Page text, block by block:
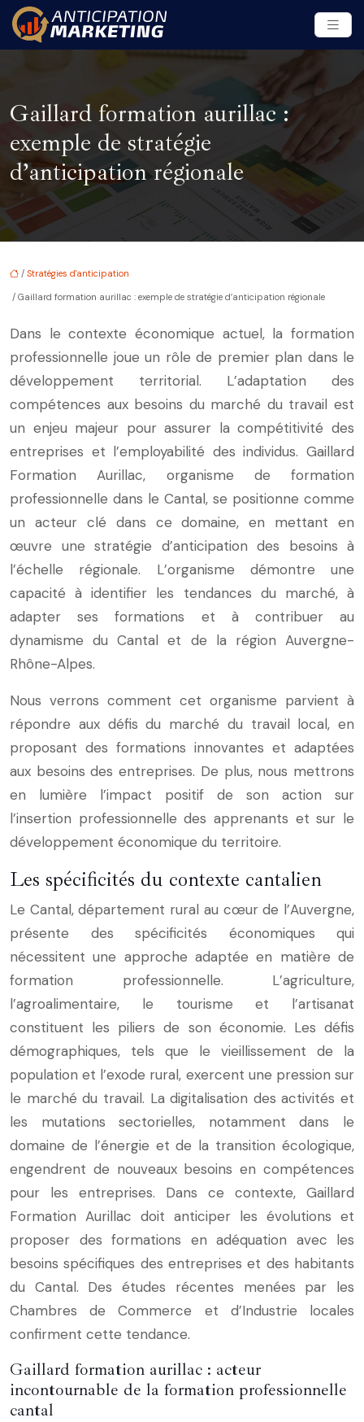
Gaillard formation aurillac :
exemple de stratégie
d’anticipation régionale
/ Stratégies d'anticipation
/ Gaillard formation aurillac : exemple de stratégie d’anticipation régionale
Dans le contexte économique actuel, la formation
professionnelle joue un rôle de premier plan dans le
développement territorial. L’adaptation des
compétences aux besoins du marché du travail est
un enjeu majeur pour assurer la compétitivité des
entreprises et l’employabilité des individus. Gaillard
Formation Aurillac, organisme de formation
professionnelle dans le Cantal, se positionne comme
un acteur clé dans ce domaine, en mettant en
œuvre une stratégie d’anticipation des besoins à
l’échelle régionale. L’organisme démontre une
capacité à identifier les tendances du marché, à
adapter ses formations et à contribuer au
dynamisme du Cantal et de la région Auvergne-
Rhône-Alpes.
Nous verrons comment cet organisme parvient à
répondre aux défis du marché du travail local, en
proposant des formations innovantes et adaptées
aux besoins des entreprises. De plus, nous mettrons
en lumière l’impact positif de son action sur
l’insertion professionnelle des apprenants et sur le
développement économique du territoire.
Les spécificités du contexte cantalien
Le Cantal, département rural au cœur de l’Auvergne,
présente des spécificités économiques qui
nécessitent une approche adaptée en matière de
formation professionnelle. L’agriculture,
l’agroalimentaire, le tourisme et l’artisanat
constituent les piliers de son économie. Les défis
démographiques, tels que le vieillissement de la
population et l’exode rural, exercent une pression sur
le marché du travail. La digitalisation des activités et
les mutations sectorielles, notamment dans le
domaine de l’énergie et de la transition écologique,
engendrent de nouveaux besoins en compétences
pour les entreprises. Dans ce contexte, Gaillard
Formation Aurillac doit anticiper les évolutions et
proposer des formations en adéquation avec les
besoins spécifiques des entreprises et des habitants
du Cantal. Des études récentes menées par les
Chambres de Commerce et d’Industrie locales
confirment cette tendance.
Gaillard formation aurillac : acteur
incontournable de la formation professionnelle
cantal